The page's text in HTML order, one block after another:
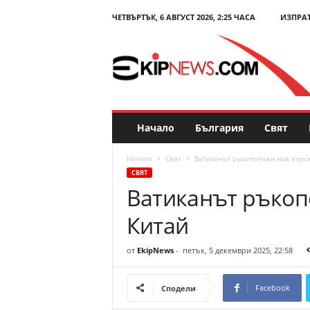
ЧЕТВЪРТЪК, 6 АВГУСТ 2026, 2:25 ЧАСА
E
p
N
н
Начало България Свят
Начало Свят Ватиканът ръкоположи нов
СВЯТ
Ватиканът
Китай
от EkipNews- петък, 5 декември 2025, 22:58
Сподели Facebook